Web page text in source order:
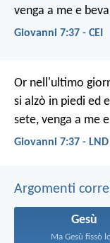
venga a me e
Giovanni 7:37 - CEI
Or nell'ultimo
si alzò in piedi ed
sete, venga a me
Giovanni 7:37 - LND
Argomenti
Gesù
Ma Gesù fissò